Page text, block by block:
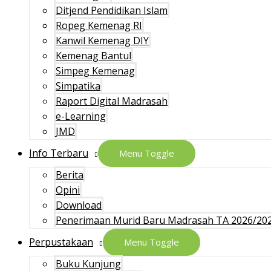
Ditjend Pendidikan Islam
Ropeg Kemenag RI
Kanwil Kemenag DIY
Kemenag Bantul
Simpeg Kemenag
Simpatika
Raport Digital Madrasah
e-Learning
JMD
Info Terbaru
Menu Toggle
Berita
Opini
Download
Penerimaan Murid Baru Madrasah TA 2026/
Perpustakaan
Menu Toggle
Buku Kunjung